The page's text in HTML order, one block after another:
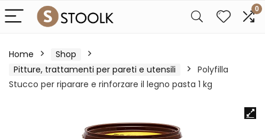
0
Home
Shop
Pitture, trattamenti per pareti e utensili
Polyfilla
Stucco per riparare e rinforzare il legno pasta 1 kg